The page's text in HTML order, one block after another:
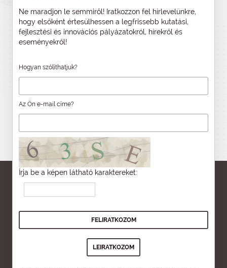
Ne maradjon le semmiről! Iratkozzon fel hírlevelünkre,
hogy elsőként értesülhessen a legfrissebb kutatási,
fejlesztési és innovációs pályázatokról, hírekről és
eseményekről!
Hogyan szólíthatjuk?
Az Ön e-mail címe?
Írja be a képen látható karaktereket: